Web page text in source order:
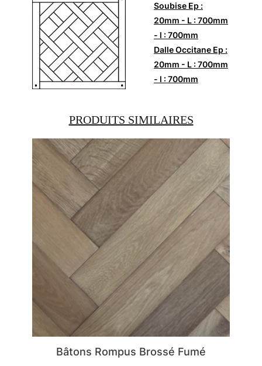
Soubise Ep :
20mm - L : 700mm
- l : 700mm
Dalle Occitane Ep :
20mm - L : 700mm
- l : 700mm
PRODUITS SIMILAIRES
Bâtons Rompus Brossé Fumé